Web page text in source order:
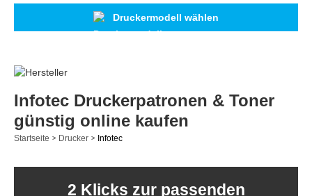
Druckermodell wählen
Infotec Druckerpatronen & Toner
günstig online kaufen
Startseite > Drucker > Infotec
2 Klicks zur passenden